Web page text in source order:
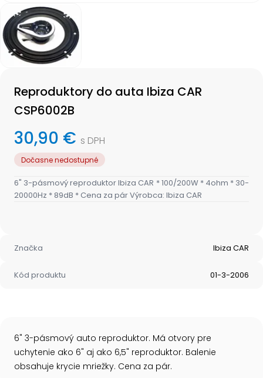
of
1
Reproduktory do auta Ibiza CAR
CSP6002B
30,90 € s DPH
Dočasne nedostupné
6" 3-pásmový reproduktor Ibiza CAR * 100/200W * 4ohm * 30-
20000Hz * 89dB * Cena za pár Výrobca: Ibiza CAR
Značka Ibiza CAR
Kód produktu 01-3-2006
6" 3-pásmový auto reproduktor. Má otvory pre
uchytenie ako 6" aj ako 6,5" reproduktor. Balenie
obsahuje krycie mriežky. Cena za pár.